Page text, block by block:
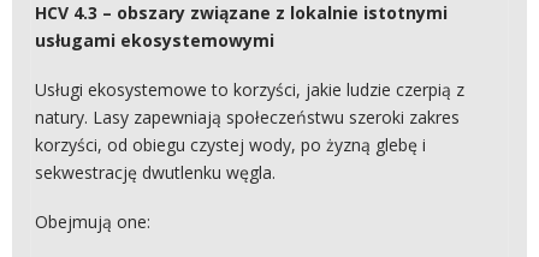
HCV 4.3 – obszary związane z lokalnie istotnymi
usługami ekosystemowymi
Usługi ekosystemowe to korzyści, jakie ludzie czerpią z
natury. Lasy zapewniają społeczeństwu szeroki zakres
korzyści, od obiegu czystej wody, po żyzną glebę i
sekwestrację dwutlenku węgla.
Obejmują one: